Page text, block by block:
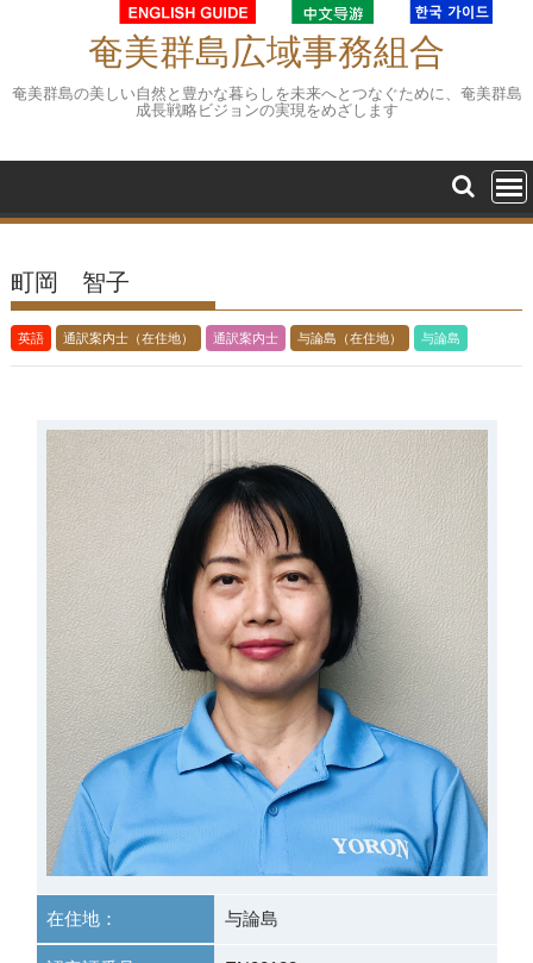
奄美群島広域事務組合
奄美群島の美しい自然と豊かな暮らしを未来へとつなぐために、奄美群島
成長戦略ビジョンの実現をめざします
町岡 智子
英語 通訳案内士（在住地） 通訳案内士 与論島（在住地） 与論島
在住地： 与論島